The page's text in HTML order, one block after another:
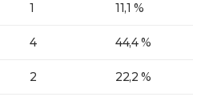
1 11,1 %
4 44,4 %
2 22,2 %